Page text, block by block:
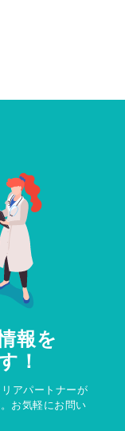
報を
！
アパートナーが
お気軽にお問い